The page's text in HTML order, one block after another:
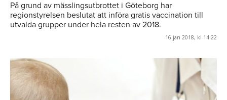
På grund av mässlingsutbrottet i Göteborg har
regionstyrelsen beslutat att införa gratis vaccination till
utvalda grupper under hela resten av 2018.
16 jan 2018, kl 14:22